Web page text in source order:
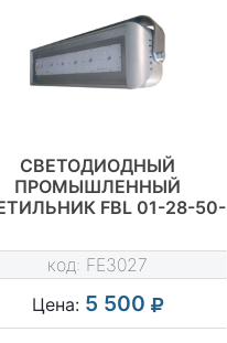
СВЕТОДИОДНЫЙ
ПРОМЫШЛЕННЫЙ
FBL 01-28-50-
код: FE3027
Цена: 5 500